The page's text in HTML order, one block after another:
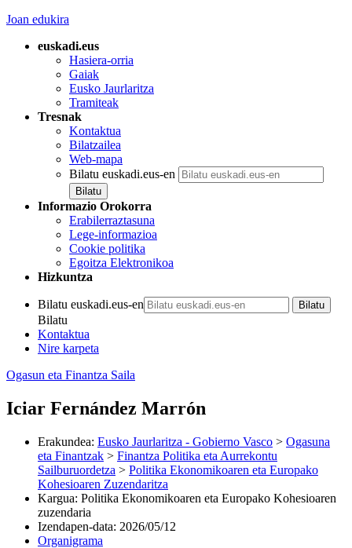
Joan edukira
euskadi.eus
Hasiera-orria
Gaiak
Eusko Jaurlaritza
Tramiteak
Tresnak
Kontaktua
Bilatzailea
Web-mapa
Bilatu euskadi.eus-en
Informazio Orokorra
Erabilerraztasuna
Lege-informazioa
Cookie politika
Egoitza Elektronikoa
Hizkuntza
Bilatu euskadi.eus-en
Bilatu
Kontaktua
Nire karpeta
Ogasun eta Finantza Saila
Iciar Fernández Marrón
Erakundea: Eusko Jaurlaritza - Gobierno Vasco > Ogasuna
eta Finantzak > Finantza Politika eta Aurrekontu
Sailburuordetza > Politika Ekonomikoaren eta Europako
Kohesioaren Zuzendaritza
Kargua: Politika Ekonomikoaren eta Europako Kohesioaren
zuzendaria
Izendapen-data: 2026/05/12
Organigrama